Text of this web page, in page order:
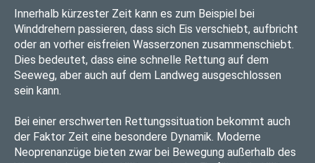
Innerhalb kürzester Zeit kann es zum Beispiel bei
Winddrehern passieren, dass sich Eis verschiebt, aufbricht
oder an vorher eisfreien Wasserzonen zusammenschiebt.
Dies bedeutet, dass eine schnelle Rettung auf dem
Seeweg, aber auch auf dem Landweg ausgeschlossen
sein kann.
Bei einer erschwerten Rettungssituation bekommt auch
der Faktor Zeit eine besondere Dynamik. Moderne
Neoprenanzüge bieten zwar bei Bewegung außerhalb des